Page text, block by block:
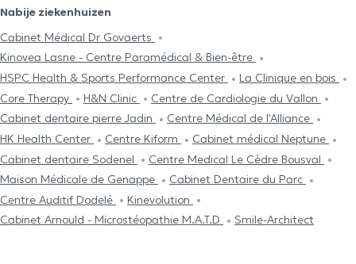
Nabije ziekenhuizen
Cabinet Médical Dr Govaerts
Kinovea Lasne - Centre Paramédical & Bien-être
HSPC Health & Sports Performance Center
La Clinique en bois
Core Therapy
H&N Clinic
Centre de Cardiologie du Vallon
Cabinet dentaire pierre Jadin
Centre Médical de l'Alliance
HK Health Center
Centre Kiform
Cabinet médical Neptune
Cabinet dentaire Sodenel
Centre Medical Le Cèdre Bousval
Maison Médicale de Genappe
Cabinet Dentaire du Parc
Centre Auditif Dodelé
Kinevolution
Cabinet Arnould - Microstéopathie M.A.T.D
Smile-Architect